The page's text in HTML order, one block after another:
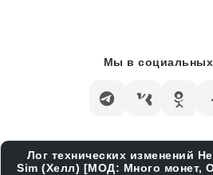
Мы в социальных
Лог технических изменений
Sim (Хелл) [МОД: Много монет,